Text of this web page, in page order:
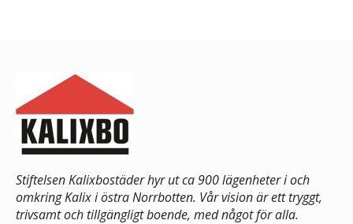
Stiftelsen Kalixbostäder hyr ut ca 900 lägenheter i och
omkring Kalix i östra Norrbotten. Vår vision är ett tryggt,
trivsamt och tillgängligt boende, med något för alla.